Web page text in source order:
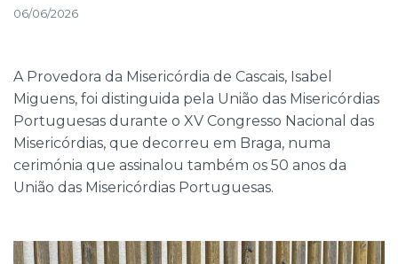
06/06/2026
A Provedora da Misericórdia de Cascais, Isabel
Miguens, foi distinguida pela União das Misericórdias
Portuguesas durante o XV Congresso Nacional das
Misericórdias, que decorreu em Braga, numa
cerimónia que assinalou também os 50 anos da
União das Misericórdias Portuguesas.